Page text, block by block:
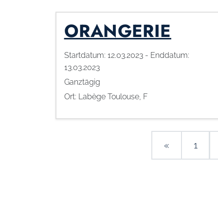
ORANGERIE
Startdatum: 12.03.2023- Enddatum:
13.03.2023
Ganztägig
Ort: Labège Toulouse, F
« 1